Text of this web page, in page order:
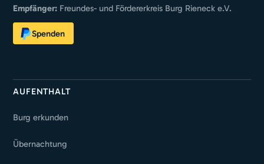
Empfänger: Freundes- und Fördererkreis Burg Rieneck e.V.
Spenden
AUFENTHALT
Burg erkunden
Übernachtung